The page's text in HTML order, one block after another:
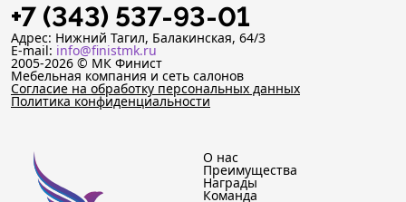
+7 (343) 537-93-01
Адрес: Нижний Тагил, Балакинская, 64/3
E-mail: info@finistmk.ru
2005-2026 © МК Финист
Мебельная компания и сеть салонов
Согласие на обработку персональных данных
Политика конфиденциальности
О нас
Преимущества
Награды
Команда